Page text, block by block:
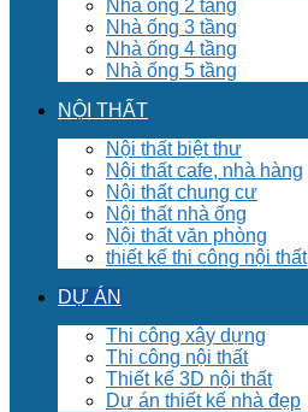
Nhà ống 2 tầng
Nhà ống 3 tầng
Nhà ống 4 tầng
Nhà ống 5 tầng
NỘI THẤT
Nội thất biệt thư
Nội thất cafe, nhà hàng
Nội thất chung cư
Nội thất nhà ống
Nội thất văn phòng
thiết kế thi công nội thất
DỰ ÁN
Thi công xây dựng
Thi công nội thất
Thiết kế 3D nội thất
Dự án thiết kế nhà đẹp